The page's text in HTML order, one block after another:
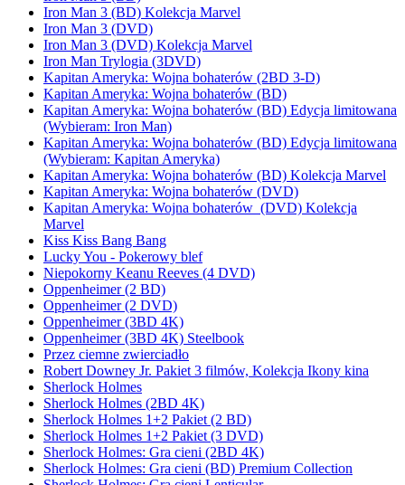
Iron Man 3 (BD) Kolekcja Marvel
Iron Man 3 (DVD)
Iron Man 3 (DVD) Kolekcja Marvel
Iron Man Trylogia (3DVD)
Kapitan Ameryka: Wojna bohaterów (2BD 3-D)
Kapitan Ameryka: Wojna bohaterów (BD)
Kapitan Ameryka: Wojna bohaterów (BD) Edycja limitowana
(Wybieram: Iron Man)
Kapitan Ameryka: Wojna bohaterów (BD) Edycja limitowana
(Wybieram: Kapitan Ameryka)
Kapitan Ameryka: Wojna bohaterów (BD) Kolekcja Marvel
Kapitan Ameryka: Wojna bohaterów (DVD)
Kapitan Ameryka: Wojna bohaterów (DVD) Kolekcja
Marvel
Kiss Kiss Bang Bang
Lucky You - Pokerowy blef
Niepokorny Keanu Reeves (4 DVD)
Oppenheimer (2 BD)
Oppenheimer (2 DVD)
Oppenheimer (3BD 4K)
Oppenheimer (3BD 4K) Steelbook
Przez ciemne zwierciadło
Robert Downey Jr. Pakiet 3 filmów, Kolekcja Ikony kina
Sherlock Holmes
Sherlock Holmes (2BD 4K)
Sherlock Holmes 1+2 Pakiet (2 BD)
Sherlock Holmes 1+2 Pakiet (3 DVD)
Sherlock Holmes: Gra cieni (2BD 4K)
Sherlock Holmes: Gra cieni (BD) Premium Collection